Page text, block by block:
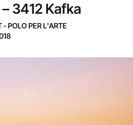
3412 Kafka
POLO PER L'ARTE